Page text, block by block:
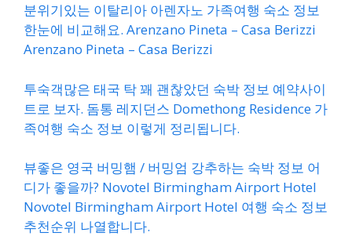
분위기있는 이탈리아 아렌자노 가족여행 숙소 정보
한눈에 비교해요. Arenzano Pineta – Casa Berizzi
Arenzano Pineta – Casa Berizzi
투숙객많은 태국 탁 꽤 괜찮았던 숙박 정보 예약사이
트로 보자. 돔통 레지던스 Domethong Residence 가
족여행 숙소 정보 이렇게 정리됩니다.
뷰좋은 영국 버밍햄 / 버밍엄 강추하는 숙박 정보 어
디가 좋을까? Novotel Birmingham Airport Hotel
Novotel Birmingham Airport Hotel 여행 숙소 정보
추천순위 나열합니다.